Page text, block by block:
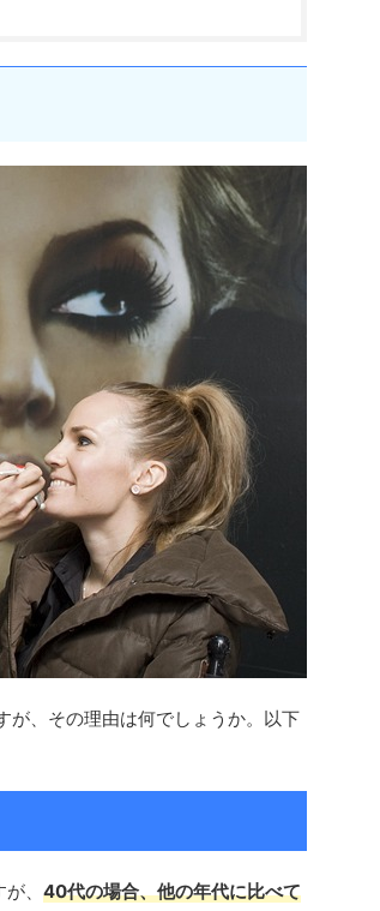
が、その理由は何でしょうか。以下
、 40代の場合、他の年代に比べて